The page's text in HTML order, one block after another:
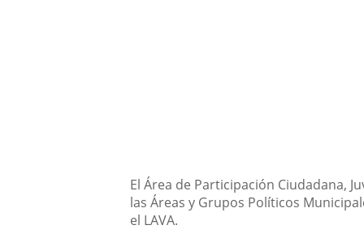
Descripción
El Área de Participación Ciudadana,
las Áreas y Grupos Políticos
el LAVA.